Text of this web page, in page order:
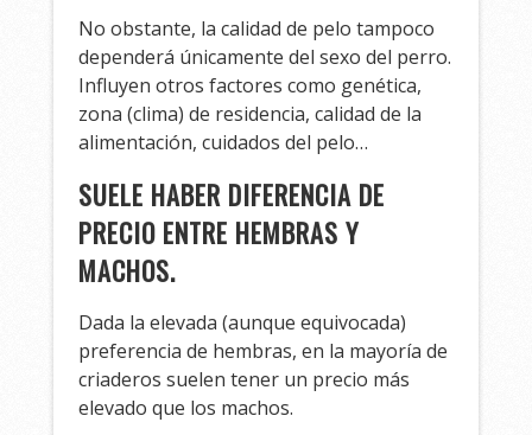
No obstante, la calidad de pelo tampoco
dependerá únicamente del sexo del perro.
Influyen otros factores como genética,
zona (clima) de residencia, calidad de la
alimentación, cuidados del pelo…
SUELE HABER DIFERENCIA DE
PRECIO ENTRE HEMBRAS Y
MACHOS.
Dada la elevada (aunque equivocada)
preferencia de hembras, en la mayoría de
criaderos suelen tener un precio más
elevado que los machos.